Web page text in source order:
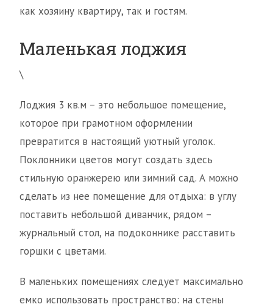
как хозяину квартиру, так и гостям.
Маленькая лоджия
\
Лоджия 3 кв.м – это небольшое помещение,
которое при грамотном оформлении
превратится в настоящий уютный уголок.
Поклонники цветов могут создать здесь
стильную оранжерею или зимний сад. А можно
сделать из нее помещение для отдыха: в углу
поставить небольшой диванчик, рядом –
журнальный стол, на подоконнике расставить
горшки с цветами.
В маленьких помещениях следует максимально
емко использовать пространство: на стены